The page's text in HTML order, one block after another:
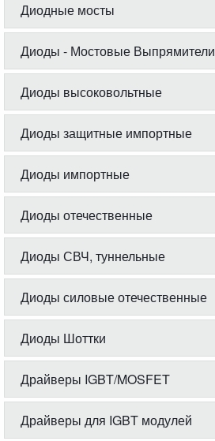
Диодные мосты
Диоды - Мостовые Выпрямители
Диоды высоковольтные
Диоды защитные импортные
Диоды импортные
Диоды отечественные
Диоды СВЧ, туннельные
Диоды силовые отечественные
Диоды Шоттки
Драйверы IGBT/MOSFET
Драйверы для IGBT модулей